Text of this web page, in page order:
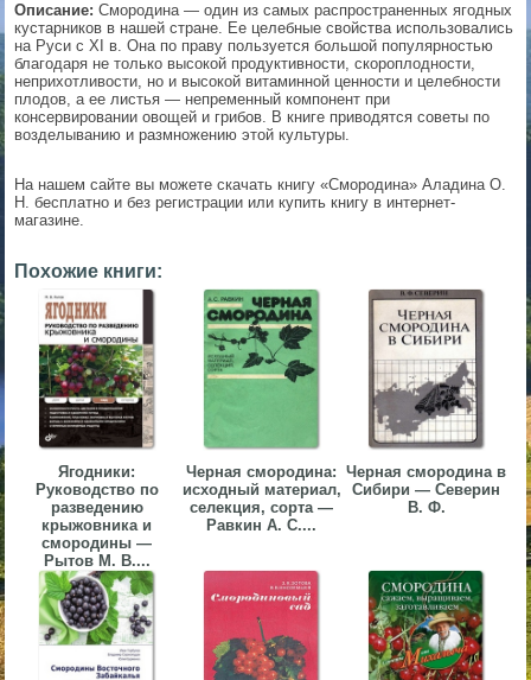
Описание: Смородина — один из самых распространенных ягодных
кустарников в нашей стране. Ее целебные свойства использовались
на Руси с XI в. Она по праву пользуется большой популярностью
благодаря не только высокой продуктивности, скороплодности,
неприхотливости, но и высокой витаминной ценности и целебности
плодов, а ее листья — непременный компонент при
консервировании овощей и грибов. В книге приводятся советы по
возделыванию и размножению этой культуры.
На нашем сайте вы можете скачать книгу «Смородина» Аладина О.
Н. бесплатно и без регистрации или купить книгу в интернет-
магазине.
Похожие книги:
Ягодники:
Руководство по
разведению
крыжовника и
смородины —
Рытов М. В....
Черная смородина:
исходный материал,
селекция, сорта —
Равкин А. С....
Черная смородина в
Сибири — Северин
В. Ф.
▼
▼
▼
▼